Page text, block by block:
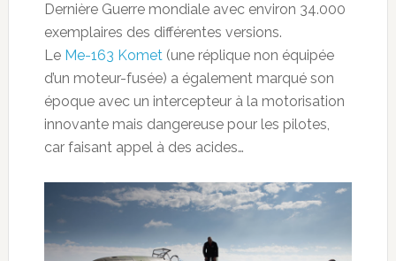
Dernière Guerre mondiale avec environ 34.000
exemplaires des différentes versions.
Le Me-163 Komet(une réplique non équipée
d’un moteur-fusée) a également marqué son
époque avec un intercepteur à la motorisation
innovante mais dangereuse pour les pilotes,
car faisant appel à des acides…